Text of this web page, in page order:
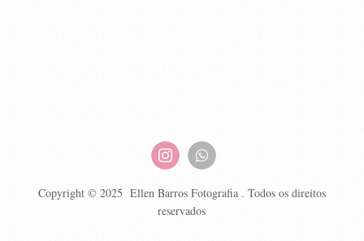
Copyright © 2025 Ellen Barros Fotografia . Todos os direitos
reservados